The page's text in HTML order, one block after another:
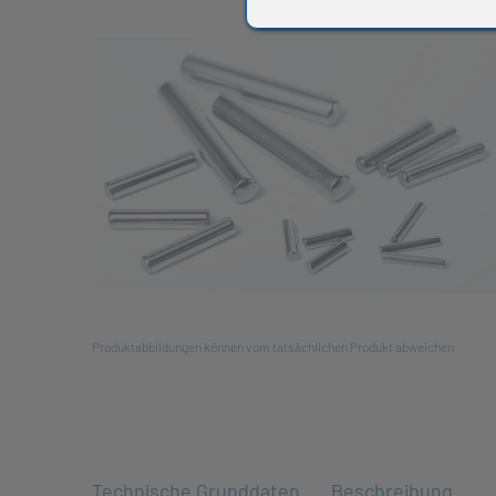
Produktabbildungen können vom tatsächlichen Produkt abweichen
Technische Grunddaten Beschreibung